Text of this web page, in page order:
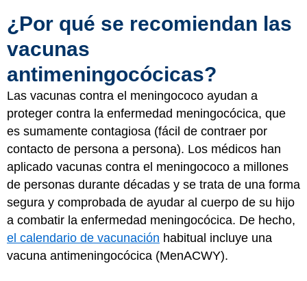
¿Por qué se recomiendan las
vacunas
antimeningocócicas?
Las vacunas contra el meningococo ayudan a
proteger contra la enfermedad meningocócica, que
es sumamente contagiosa (fácil de contraer por
contacto de persona a persona). Los médicos han
aplicado vacunas contra el meningococo a millones
de personas durante décadas y se trata de una forma
segura y comprobada de ayudar al cuerpo de su hijo
a combatir la enfermedad meningocócica. De hecho,
el calendario de vacunación habitual incluye una
vacuna antimeningocócica (MenACWY).